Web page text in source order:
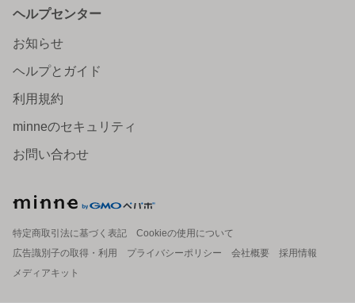
ヘルプセンター
お知らせ
ヘルプとガイド
利用規約
minneのセキュリティ
お問い合わせ
特定商取引法に基づく表記
Cookieの使用について
広告識別子の取得・利用
プライバシーポリシー 会社概要
採用情報
メディアキット